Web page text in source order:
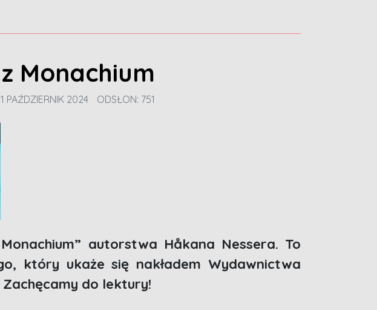
Monachium
PAŹDZIERNIK 2024 ODSŁON: 751
autorstwa Håkana Nessera. To
który ukaże się nakładem Wydawnictwa
do lektury!